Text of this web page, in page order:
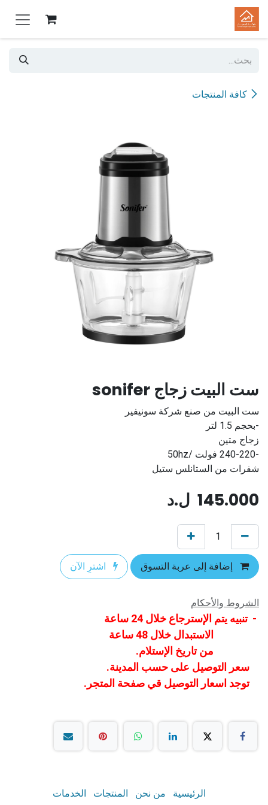
تخطي للذهاب إلى المحتوى
كافة المنتجات
ست البيت زجاج sonifer
ست البيت من صنع شركة سونيفير
-بحجم 1.5 لتر
زجاج متين
-240-220 فولت /50hz
شفرات من الستانلس ستيل
145.000 ل.د
إضافة إلى عربة التسوق اشترِ الآن
الشروط والأحكام
- تنبيه يتم الإسترجاع خلال 24 ساعة
الاستبدال خلال 48 ساعة
من تاريخ الإستلام.
سعر التوصيل على حسب المدينة.
توجد اسعار التوصيل قي صفحة المتجر.
الرئيسية من نحن المنتجات الخدمات